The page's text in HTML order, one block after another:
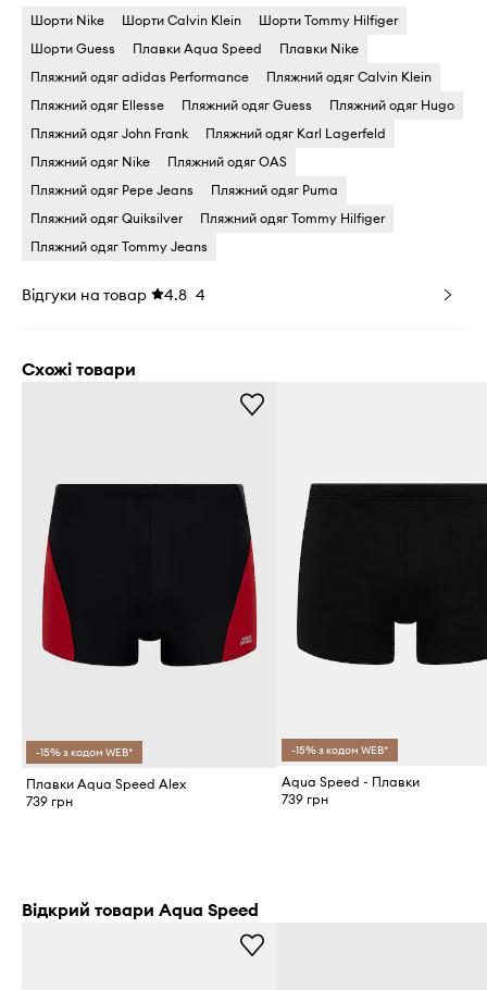
Шорти Nike Шорти Calvin Klein
Шорти Tommy Hilfiger
Шорти Guess
Плавки Aqua Speed
Плавки Nike
Пляжний одяг adidas Performance
Пляжний одяг Calvin Klein
Пляжний одяг Ellesse
Пляжний одяг Guess
Пляжний одяг Hugo
Пляжний одяг John Frank
Пляжний одяг Karl Lagerfeld
Пляжний одяг Nike
Пляжний одяг OAS
Пляжний одяг Pepe Jeans
Пляжний одяг Puma
Пляжний одяг Quiksilver
Пляжний одяг Tommy Hilfiger
Пляжний одяг Tommy Jeans
Відгуки на товар 4.8 4
Схожі товари
-15% з кодом WEB*
Плавки Aqua Speed Alex
739 грн
-15% з кодом WEB*
Aqua Speed - Плавки
739 грн
Відкрий товари Aqua Speed